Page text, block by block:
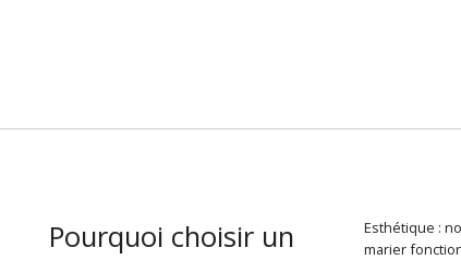
Pourquoi choisir un
Esthétique :
marier